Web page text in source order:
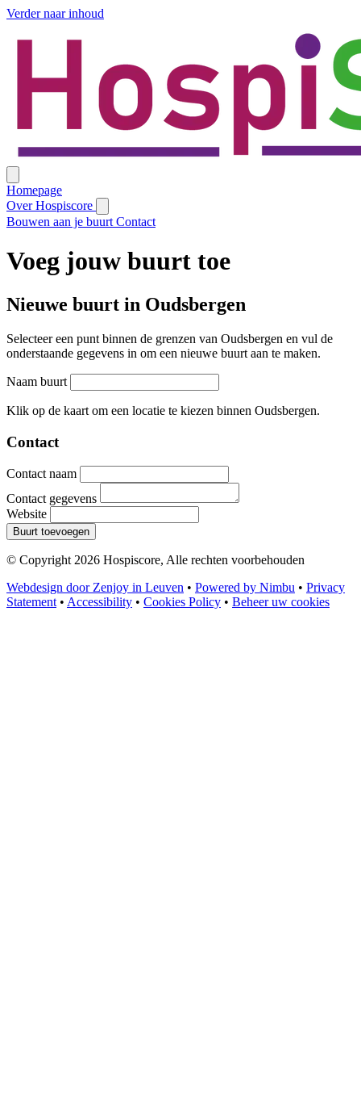
Verder naar inhoud
Homepage
Over Hospiscore
Bouwen aan je buurt Contact
Voeg jouw buurt toe
Nieuwe buurt in Oudsbergen
Selecteer een punt binnen de grenzen van Oudsbergen en vul de
onderstaande gegevens in om een nieuwe buurt aan te maken.
Naam buurt
+
−
Klik op de kaart om een locatie te kiezen binnen Oudsbergen.
Contact
Contact naam
Contact gegevens
Website
Buurt toevoegen
© Copyright 2026 Hospiscore, Alle rechten voorbehouden
Webdesign door Zenjoy in Leuven • Powered by Nimbu • Privacy
Statement • Accessibility • Cookies Policy • Beheer uw cookies